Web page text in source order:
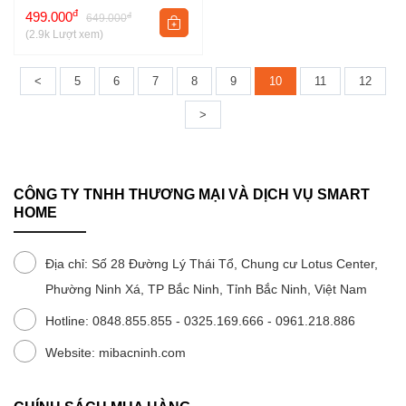
6 biện pháp bảo vệ điện như bảo vệ quá áp, quá dòng, quá điện,
tĩnh điện, ngắn mạch và quá nhiệt,… cũng được hỗ trợ giúp bảo
vệ thiết bị điện tử của bạn khỏi các sự cố bất ngờ, mà còn đảm
hoạt
499.000đ 649.000đ
(2.9k Lượt xem)
< 5 6 7 8 9 10 11 12
>
CÔNG TY TNHH THƯƠNG MẠI VÀ DỊCH VỤ SMART
HOME
Địa chỉ: Số 28 Đường Lý Thái Tổ, Chung cư Lotus Center,
Phường Ninh Xá, TP Bắc Ninh, Tỉnh Bắc Ninh, Việt Nam
Hotline: 0848.855.855 - 0325.169.666 - 0961.218.886
Website: mibacninh.com